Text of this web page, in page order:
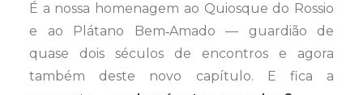
É a nossa homenagem ao Quiosque do Rossio
e ao Plátano Bem‑Amado — guardião de
quase dois séculos de encontros e agora
também deste novo capítulo. E fica a